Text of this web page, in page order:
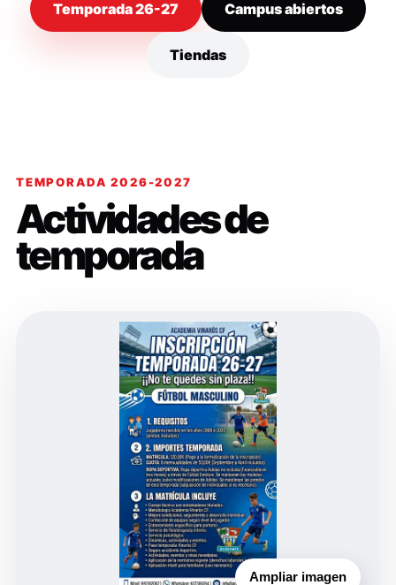
Temporada 26-27 Campus abiertos
Tiendas
TEMPORADA 2026-2027
Actividades de
temporada
Ampliar imagen